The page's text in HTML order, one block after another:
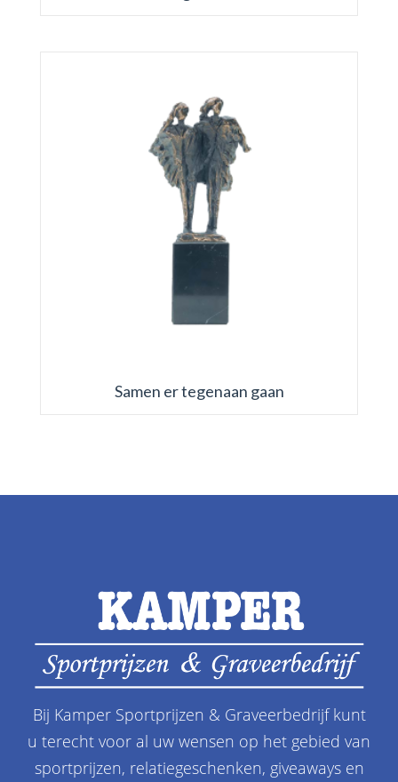
Samen er tegenaan gaan
Bij Kamper Sportprijzen & Graveerbedrijf kunt
u terecht voor al uw wensen op het gebied van
sportprijzen, relatiegeschenken, giveaways en